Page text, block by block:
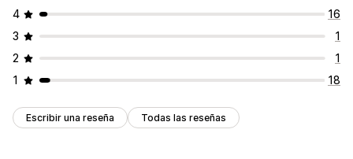
4
16
3
1
2
1
1
18
Escribir una reseña Todas las reseñas